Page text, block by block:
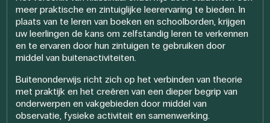
meer praktische en zintuiglijke leerervaring te bieden. In
plaats van te leren van boeken en schoolborden, krijgen
uw leerlingen de kans om zelfstandig leren te verkennen
en te ervaren door hun zintuigen te gebruiken door
middel van buitenactiviteiten.
Buitenonderwijs richt zich op het verbinden van theorie
met praktijk en het creëren van een dieper begrip van
onderwerpen en vakgebieden door middel van
observatie, fysieke activiteit en samenwerking.